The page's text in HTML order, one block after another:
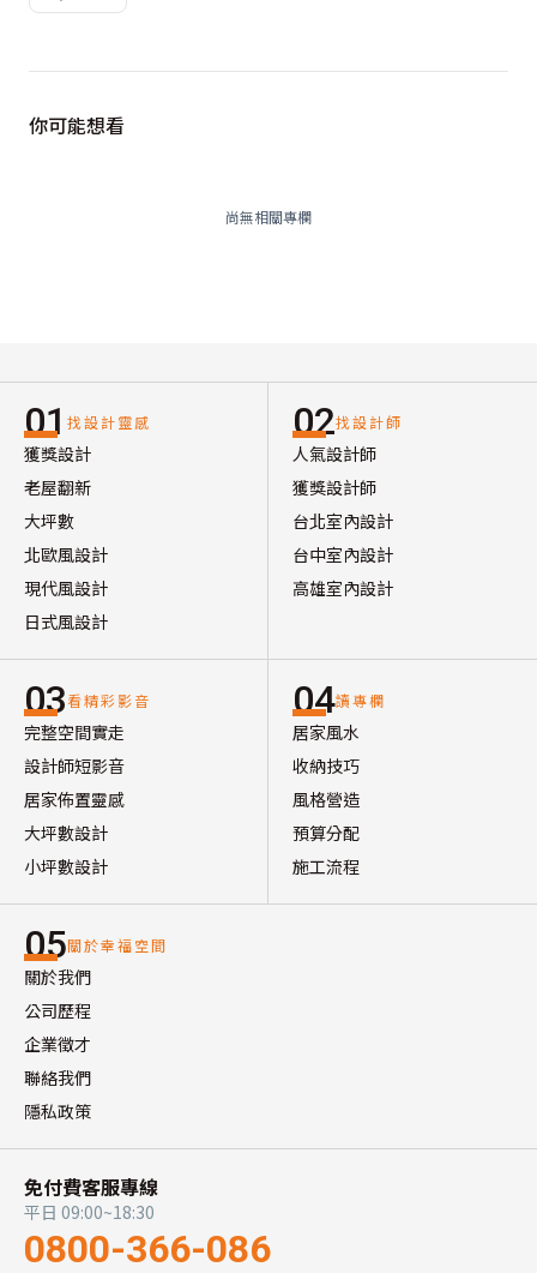
你可能想看
尚無相關專欄
01 找設計靈感
獲獎設計
老屋翻新
大坪數
北歐風設計
現代風設計
日式風設計
02找設計師
人氣設計師
獲獎設計師
台北室內設計
台中室內設計
高雄室內設計
03看精彩影音
完整空間實走
設計師短影音
居家佈置靈感
大坪數設計
小坪數設計
04讀專欄
居家風水
收納技巧
風格營造
預算分配
施工流程
05關於幸福空間
關於我們
公司歷程
企業徵才
聯絡我們
隱私政策
免付費客服專線
平日 09:00~18:30
0800-366-086